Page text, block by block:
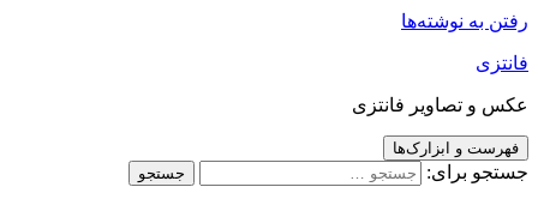
رفتن به نوشته‌ها
فانتزی
عکس و تصاویر فانتزی
فهرست و ابزارک‌ها
جستجو برای: